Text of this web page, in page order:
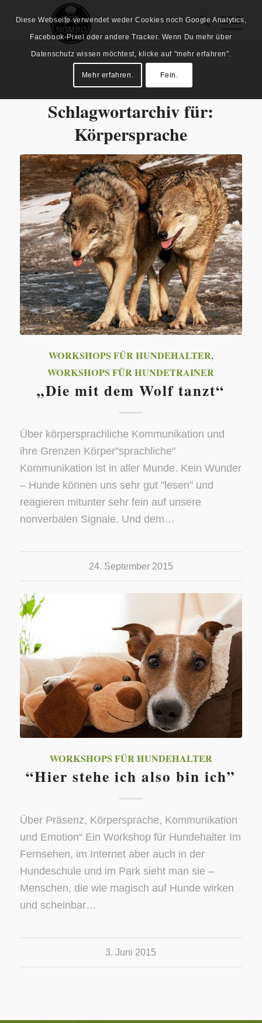
Schlagwortarchiv für:
Körpersprache
WORKSHOPS FÜR HUNDEHALTER,
WORKSHOPS FÜR HUNDETRAINER
„Die mit dem Wolf tanzt“
Über körpersprachliche Kommunikation und
ihre Grenzen Körper"sprachliche"
Kommunikation ist in aller Munde. Kein Wunder
– Hunde können uns sehr gut "lesen" und
reagieren mitunter sehr fein auf unsere
nonverbalen Signale. Und dem…
24. September 2015
WORKSHOPS FÜR HUNDEHALTER
“Hier stehe ich also bin ich”
Über Präsenz, Körpersprache, Kommunikation
und Emotion“ Ein Workshop für Hundehalter Im
Fernsehen, im Internet aber auch in der
Hundeschule und im Park sieht man sie –
Menschen, die wie magisch auf Hunde wirken
und scheinbar…
3. Juni 2015
Diese Webseite verwendet weder Cookies noch Google Analytics,
Facebook-Pixel oder andere Tracker. Wenn Du mehr über
Datenschutz wissen möchtest, klicke auf "mehr erfahren".
Mehr erfahren. Fein.